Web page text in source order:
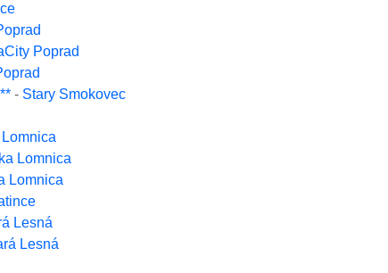
Poprad
- Stary Smokovec
Lomnica
Lomnica
Lesná
Lesná